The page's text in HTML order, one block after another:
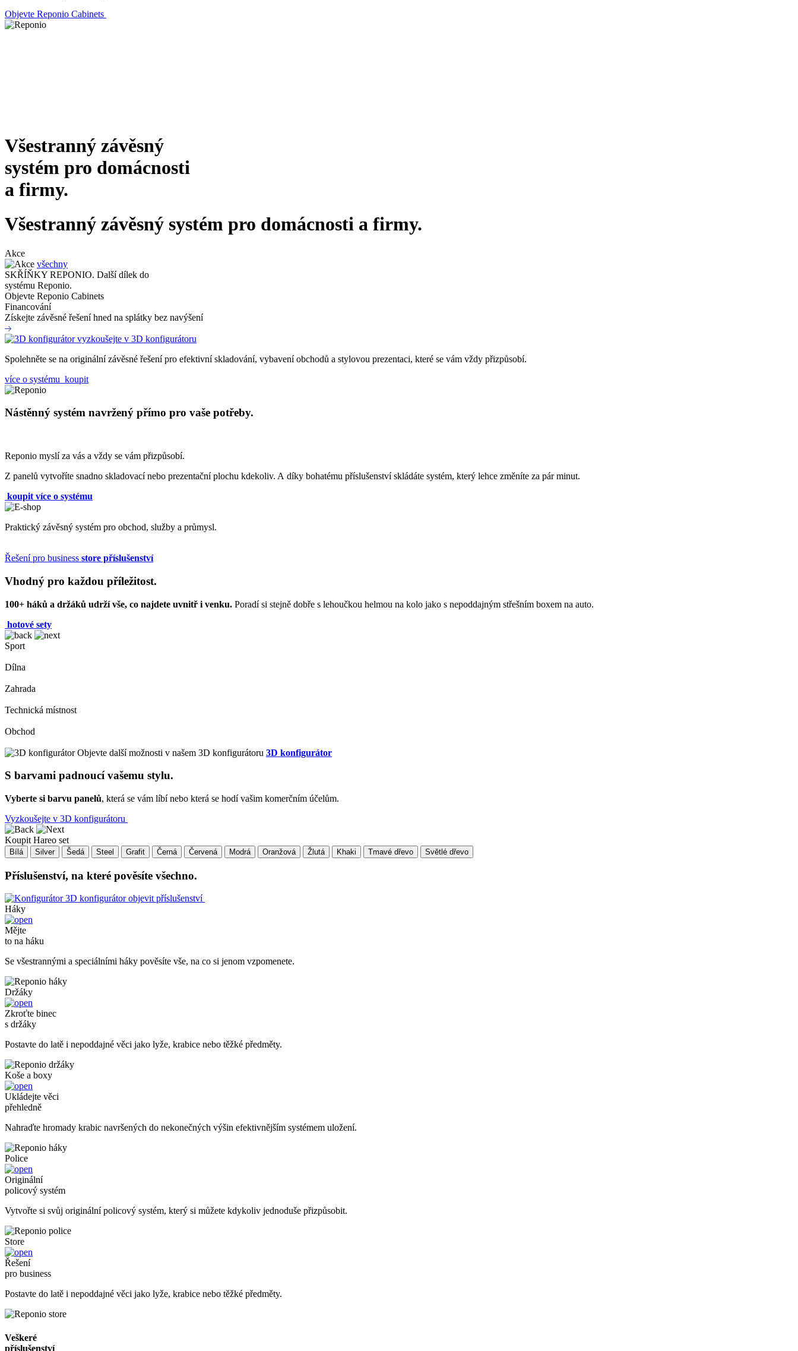
Objevte Reponio Cabinets
Všestranný závěsný
systém pro domácnosti
a firmy.
Všestranný závěsný systém pro domácnosti a firmy.
Akce
všechny
SKŘÍŇKY REPONIO. Další dílek do
systému Reponio.
Objevte Reponio Cabinets
Financování
Získejte závěsné řešení hned na splátky bez navýšení
vyzkoušejte v 3D konfigurátoru
Spolehněte se na originální závěsné řešení pro efektivní skladování, vybavení obchodů a stylovou prezentaci, které se vám vždy přizpůsobí.
více o systému koupit
Nástěnný systém navržený přímo pro vaše potřeby.
Reponio myslí za vás a vždy se vám přizpůsobí.
Z panelů vytvoříte snadno skladovací nebo prezentační plochu kdekoliv. A díky bohatému příslušenství skládáte systém, který lehce změníte za pár minut.
koupit více o systému
Praktický závěsný systém pro obchod, služby a průmysl.
Řešení pro business store příslušenství
Vhodný pro každou příležitost.
100+ háků a držáků udrží vše, co najdete uvnitř i venku. Poradí si stejně dobře s lehoučkou helmou na kolo jako s nepoddajným střešním boxem na auto.
hotové sety
Sport
Dílna
Zahrada
Technická místnost
Obchod
Objevte další možnosti v našem 3D konfigurátoru 3D konfigurátor
S barvami padnoucí vašemu stylu.
Vyberte si barvu panelů, která se vám líbí nebo která se hodí vašim komerčním účelům.
Vyzkoušejte v 3D konfigurátoru
Koupit Hareo set
Bílá Silver Šedá Steel Grafit Černá Červená Modrá Oranžová Žlutá Khaki Tmavé dřevo Světlé dřevo
Příslušenství, na které pověsíte všechno.
3D konfigurátorobjevit příslušenství
Háky
Mějte
to na háku
Se všestrannými a speciálními háky pověsíte vše, na co si jenom vzpomenete.
Držáky
Zkroťte binec
s držáky
Postavte do latě i nepoddajné věci jako lyže, krabice nebo těžké předměty.
Koše a boxy
Ukládejte věci
přehledně
Nahraďte hromady krabic navršených do nekonečných výšin efektivnějším systémem uložení.
Police
Originální
policový systém
Vytvořte si svůj originální policový systém, který si můžete kdykoliv jednoduše přizpůsobit.
Store
Řešení
pro business
Postavte do latě i nepoddajné věci jako lyže, krabice nebo těžké předměty.
Veškeré
příslušenství